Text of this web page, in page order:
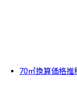
70㎡換算価格推